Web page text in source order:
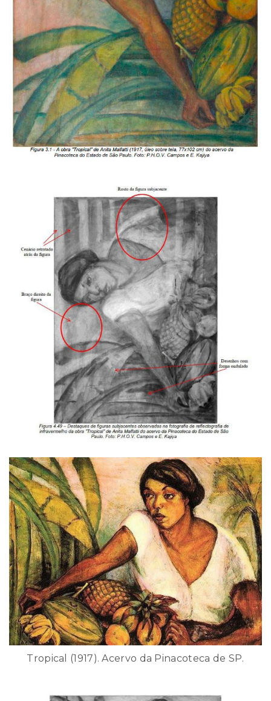
Tropical (1917). Acervo da Pinacoteca de SP.